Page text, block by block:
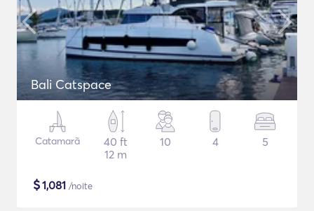
Bali Catspace
Catamarã
40 ft
12 m
10 4 5
$1,081 /noite